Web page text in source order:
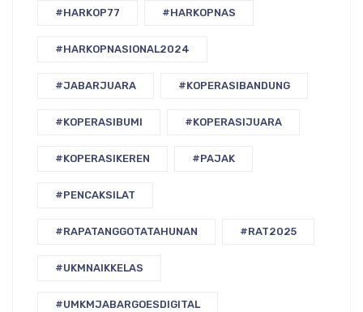
#HARKOP77 #HARKOPNAS
#HARKOPNASIONAL2024
#JABARJUARA #KOPERASIBANDUNG
#KOPERASIBUMI #KOPERASIJUARA
#KOPERASIKEREN #PAJAK
#PENCAKSILAT
#RAPATANGGOTATAHUNAN #RAT2025
#UKMNAIKKELAS
#UMKMJABARGOESDIGITAL